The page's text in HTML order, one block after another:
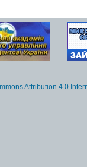
Attribution 4.0